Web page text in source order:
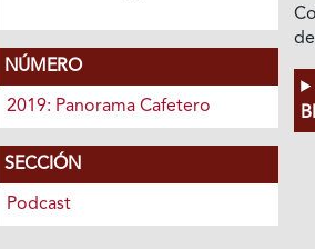
NÚMERO
2019: Panorama Cafetero
SECCIÓN
Podcast